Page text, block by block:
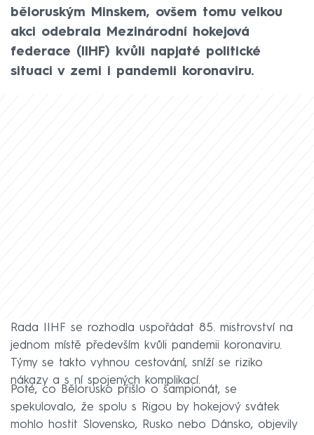
běloruským Minskem, ovšem tomu velkou
akci odebrala Mezinárodní hokejová
federace (IIHF) kvůli napjaté politické
situaci v zemi i pandemii koronaviru.
Rada IIHF se rozhodla uspořádat 85. mistrovství na
jednom místě především kvůli pandemii koronaviru.
Týmy se takto vyhnou cestování, sníží se riziko
nákazy a s ní spojených komplikací.
Poté, co Bělorusko přišlo o šampionát, se
spekulovalo, že spolu s Rigou by hokejový svátek
mohlo hostit Slovensko, Rusko nebo Dánsko, objevily